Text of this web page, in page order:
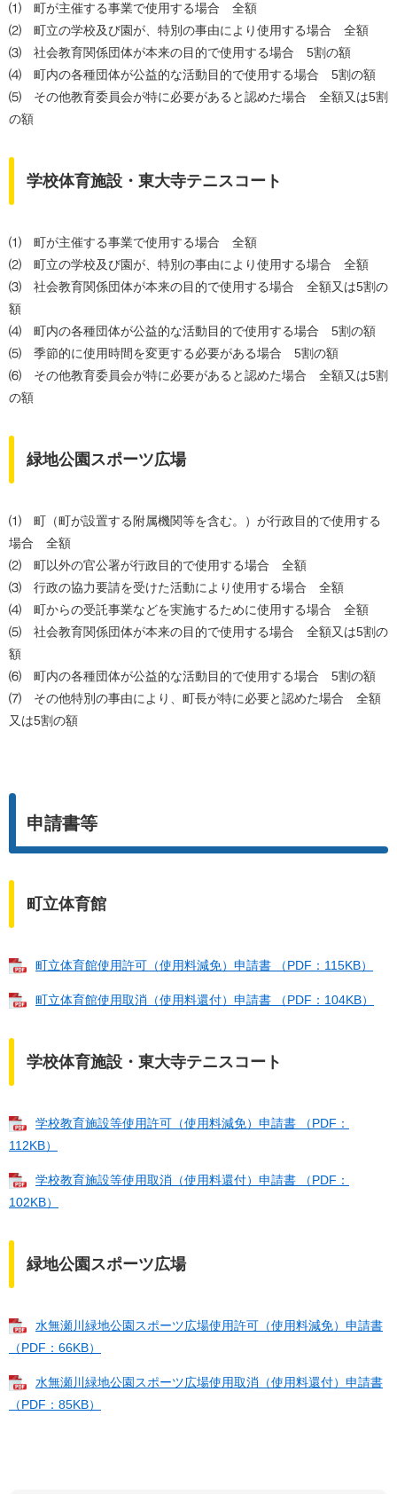
⑴ 町が主催する事業で使用する場合 全額
⑵ 町立の学校及び園が、特別の事由により使用する場合 全額
⑶ 社会教育関係団体が本来の目的で使用する場合 5割の額
⑷ 町内の各種団体が公益的な活動目的で使用する場合 5割の額
⑸ その他教育委員会が特に必要があると認めた場合 全額又は5割
の額
学校体育施設・東大寺テニスコート
⑴ 町が主催する事業で使用する場合 全額
⑵ 町立の学校及び園が、特別の事由により使用する場合 全額
⑶ 社会教育関係団体が本来の目的で使用する場合 全額又は5割の
額
⑷ 町内の各種団体が公益的な活動目的で使用する場合 5割の額
⑸ 季節的に使用時間を変更する必要がある場合 5割の額
⑹ その他教育委員会が特に必要があると認めた場合 全額又は5割
の額
緑地公園スポーツ広場
⑴ 町（町が設置する附属機関等を含む。）が行政目的で使用する
場合 全額
⑵ 町以外の官公署が行政目的で使用する場合 全額
⑶ 行政の協力要請を受けた活動により使用する場合 全額
⑷ 町からの受託事業などを実施するために使用する場合 全額
⑸ 社会教育関係団体が本来の目的で使用する場合 全額又は5割の
額
⑹ 町内の各種団体が公益的な活動目的で使用する場合 5割の額
⑺ その他特別の事由により、町長が特に必要と認めた場合 全額
又は5割の額
申請書等
町立体育館
町立体育館使用許可（使用料減免）申請書 （PDF：115KB）
町立体育館使用取消（使用料還付）申請書 （PDF：104KB）
学校体育施設・東大寺テニスコート
学校教育施設等使用許可（使用料減免）申請書 （PDF：
112KB）
学校教育施設等使用取消（使用料還付）申請書 （PDF：
102KB）
緑地公園スポーツ広場
水無瀬川緑地公園スポーツ広場使用許可（使用料減免）申請書
（PDF：66KB）
水無瀬川緑地公園スポーツ広場使用取消（使用料還付）申請書
（PDF：85KB）